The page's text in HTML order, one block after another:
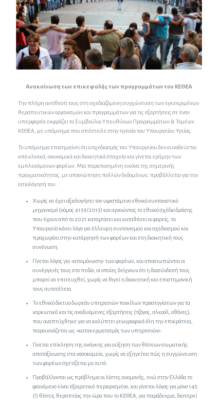
Ανακοίνωση των επικεφαλής των προγραμμάτων του ΚΕΘΕΑ
Την πλήρη αντίθεσή τους στη σχεδιαζόμενη συγχώνευση των εγκεκριμένων
θεραπευτικών οργανισμών και προγραμμάτων για τις εξαρτήσεις σε έναν
υπερφορέα εκφράζει το Συμβούλιο Υπευθύνων Προγραμμάτων & Τομέων
ΚΕΘΕΑ, με υπόμνημα που απέστειλε στην ηγεσία του Υπουργείου Υγείας.
Το υπόμνημα επισημαίνει ότι ο σχεδιασμός του Υπουργείου δεν συνοδεύεται
από κλινικά, οικονομικά και διοικητικά στοιχεία και γίνεται ερήμην των
εμπλεκόμενων φορέων. Μια παραποιημένη εικόνα της σημερινής
πραγματικότητας, με αποσιώπηση πολλών δεδομένων, προβάλλεται για την
αιτιολόγησή του:
Χωρίς να έχει αξιολογήσει τον υφιστάμενο εθνικό συντονιστικό
μηχανισμό (νόμος 4139/2013) και αγνοώντας το εθνικό σχέδιο δράσης
που έχουν από το 2021 καταρτίσει και καταθέσει οι φορείς, το
Υπουργείο κάνει λόγο για έλλειψη συντονισμού και σχεδιασμού και
προχωράει στην κατάργησή των φορέων και στη διοικητική τους
συνένωση.
Γίνεται λόγος για «απομόνωση» των φορέων, και αποσιωπώνται οι
συνέργειές τους στο πεδίο, οι οποίες δείχνουν ότι η διασύνδεσή τους
μπορεί να επιτευχθεί, χωρίς να θιγεί η διοικητική και επιστημονική
τους αυτοτέλεια.
Το εθνικό δίκτυο δωρεάν υπηρεσιών ποικίλων προσεγγίσεων για τα
ναρκωτικά και τις αναδυόμενες εξαρτήσεις (τζόγος, αλκοόλ, οθόνες),
που αναπτύχθηκε για να καλύπτει γεωγραφικά όλη την επικράτεια,
παρουσιάζεται ως «κατακερματισμός των υπηρεσιών».
Γίνεται επίκληση της ανάγκης για αύξηση των θέσεων σωματικής
αποτοξίνωσης στα νοσοκομεία, χωρίς να εξηγείται πώς η συγχώνευση
των φορέων σχετίζεται με αυτό.
Προβάλλονται ως πρόβλημα οι λίστες αναμονής, ενώ στην Ελλάδα το
φαινόμενο είναι εξαιρετικά περιορισμένο, και γίνεται λόγος για μόνο 145
(!) θέσεις θεραπείας την ώρα που το ΚΕΘΕΑ, για παράδειγμα, διατηρεί